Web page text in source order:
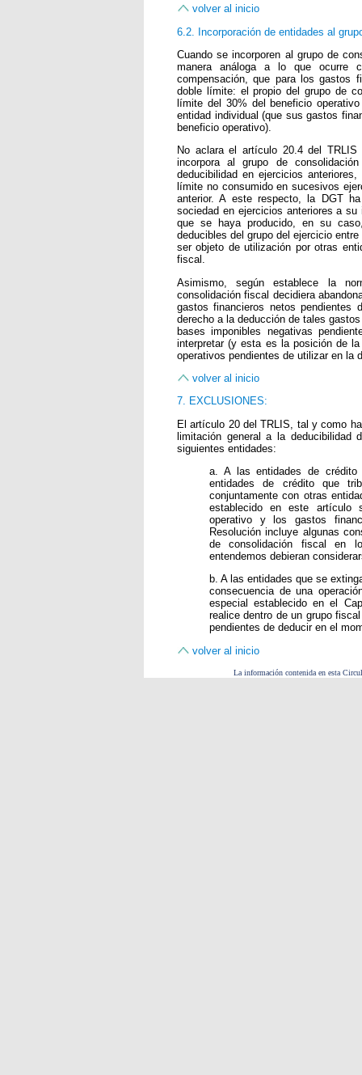
volver al inicio
6.2. Incorporación de entidades al
Cuando se incorporen al grupo de
manera análoga a lo que ocurre
compensación, que para los gastos
doble límite: el propio del grupo de
límite del 30% del beneficio
entidad individual (que sus gastos
beneficio operativo).
No aclara el artículo 20.4 del
incorpora al grupo de
deducibilidad en ejercicios
límite no consumido en sucesivos
anterior. A este respecto, la DGT
sociedad en ejercicios anteriores a
que se haya producido, en su
deducibles del grupo del ejercicio
ser objeto de utilización por otras
fiscal.
Asimismo, según establece la
consolidación fiscal decidiera
gastos financieros netos pendientes
derecho a la deducción de tales
bases imponibles negativas
interpretar (y esta es la posición de
operativos pendientes de utilizar en la
volver al inicio
7. EXCLUSIONES:
El artículo 20 del TRLIS, tal y como
limitación general a la deducibilidad
siguientes entidades:
a. A las entidades de
entidades de crédito que
conjuntamente con otras
establecido en este artículo
operativo y los gastos
Resolución incluye algunas
de consolidación fiscal en
entendemos debieran
b. A las entidades que se
consecuencia de una
especial establecido en el
realice dentro de un grupo
pendientes de deducir en el
volver al inicio
La información contenida en esta